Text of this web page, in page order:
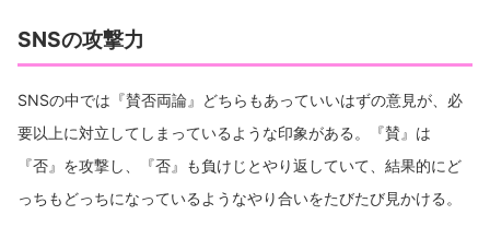
SNSの攻撃力
SNSの中では『賛否両論』どちらもあっていいはずの意見が、必
要以上に対立してしまっているような印象がある。『賛』は
『否』を攻撃し、『否』も負けじとやり返していて、結果的にど
っちもどっちになっているようなやり合いをたびたび見かける。